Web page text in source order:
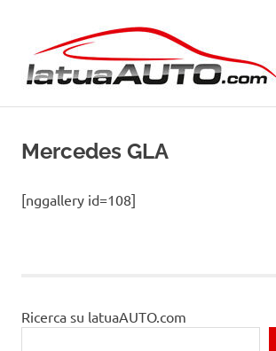
contenuto
Mercedes GLA
[nggallery id=108]
Ricerca su latuaAUTO.com